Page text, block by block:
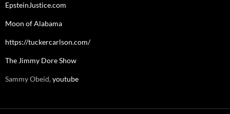
EpsteinJustice.com
Moon of Alabama
https://tuckercarlson.com/
The Jimmy Dore Show
Sammy Obeid,youtube